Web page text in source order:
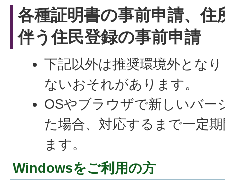
各種証明書の事前申請、住
伴う住民登録の事前申請
下記以外は推奨環境外とな
ないおそれがあります。
OSやブラウザで新しいバー
た場合、対応するまで一定
ます。
Windowsをご利用の方